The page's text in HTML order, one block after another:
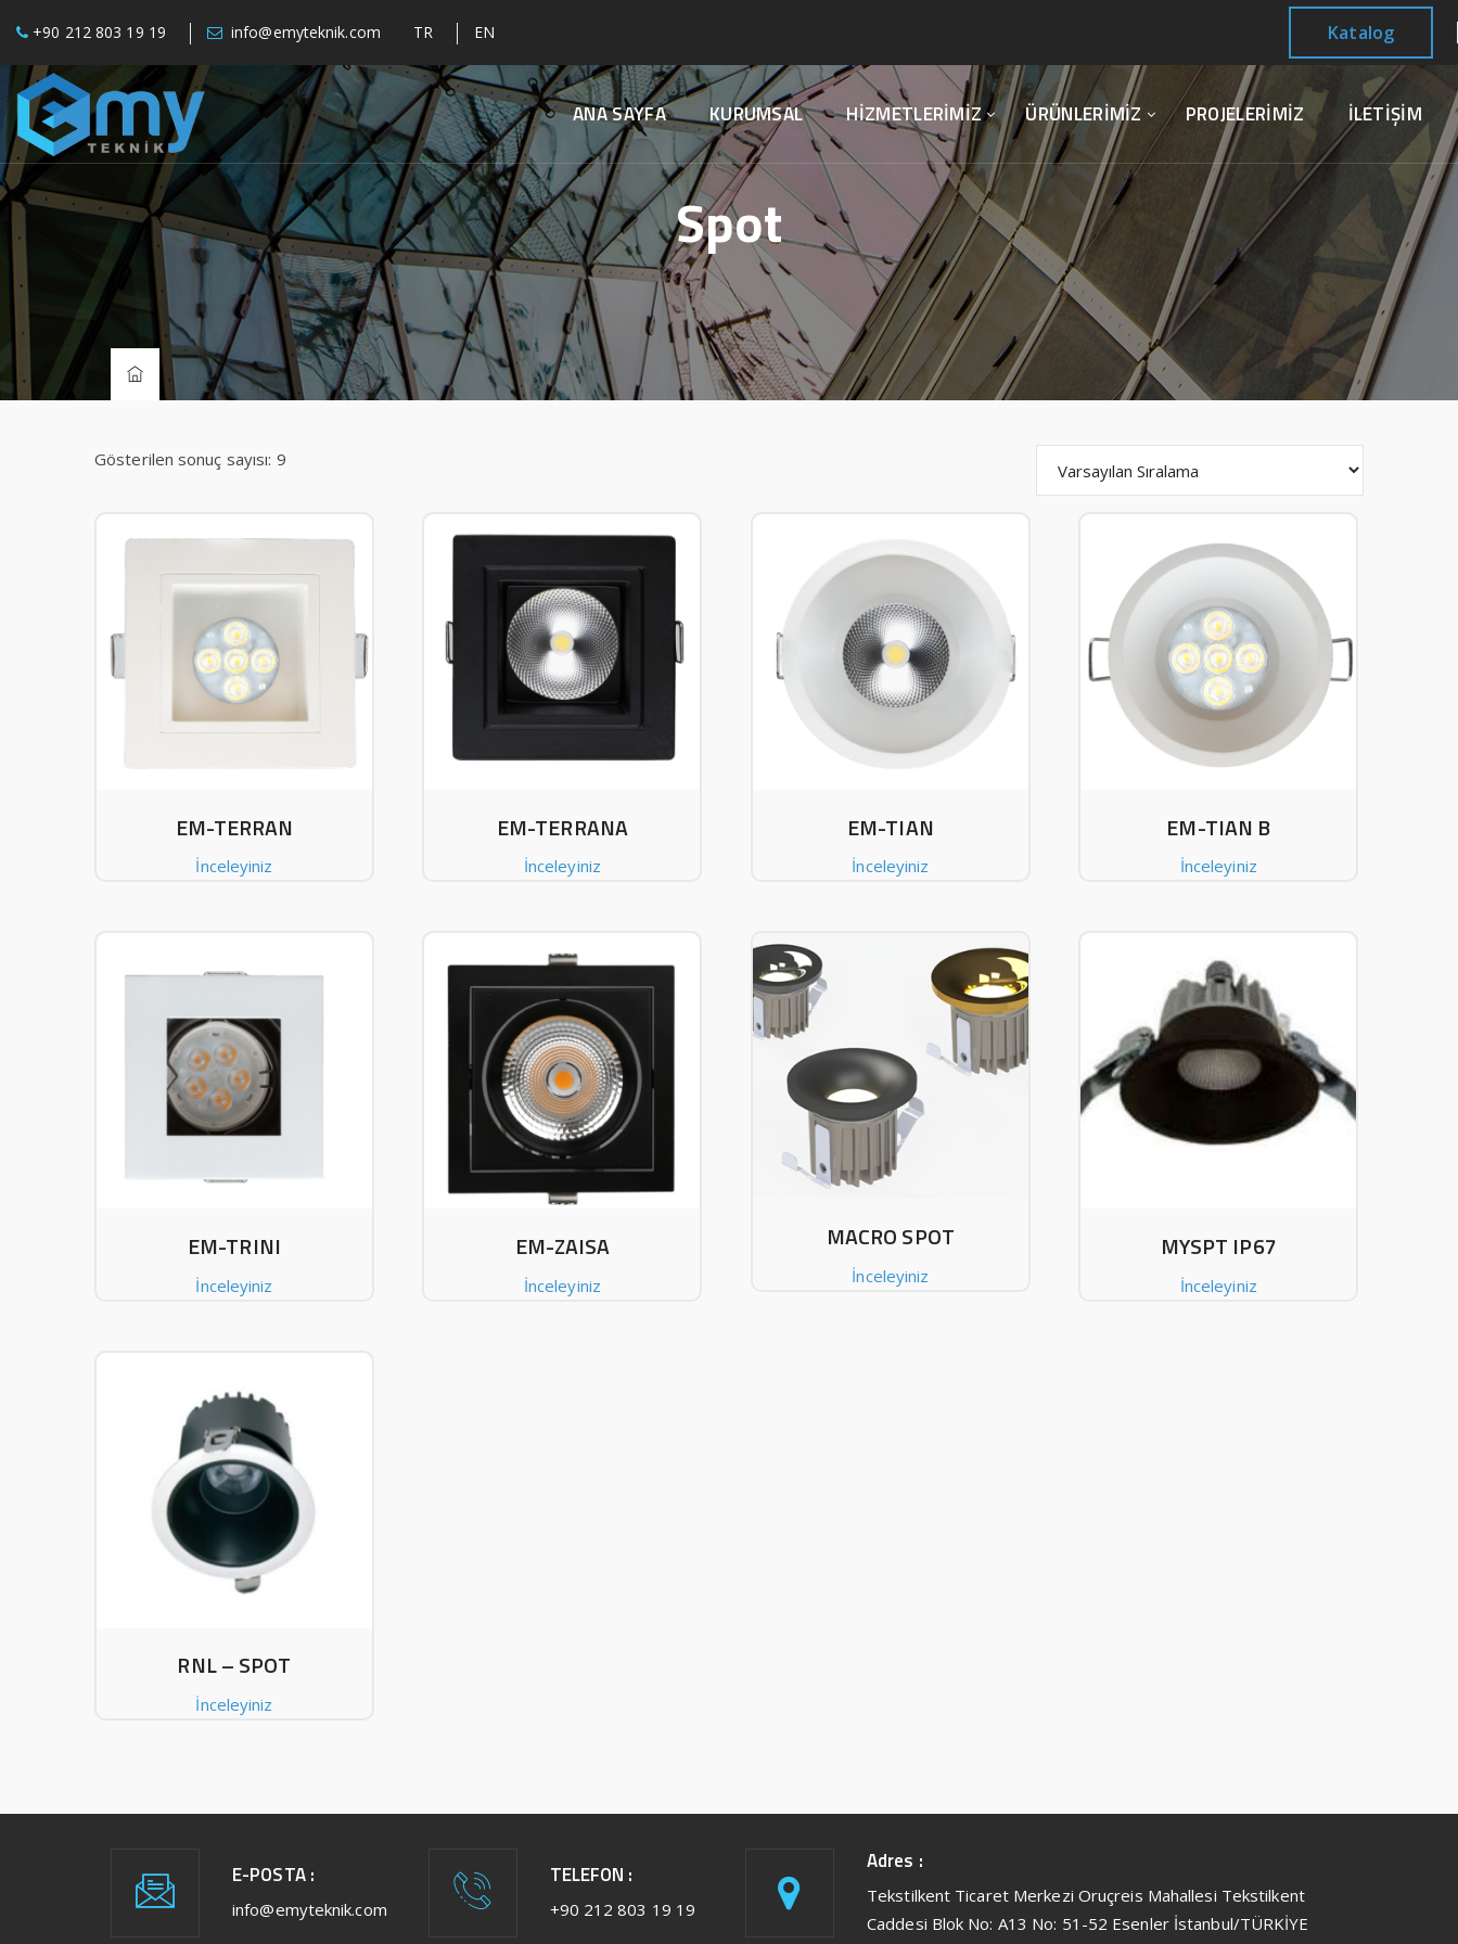
+90 212 803 19 19 info@emyteknik.com TR EN Katalog
ANA SAYFA KURUMSAL HİZMETLERİMİZ ÜRÜNLERİMİZ PROJELERİMİZ İLETİŞİM
Spot
Gösterilen sonuç sayısı: 9
EM-TERRAN
İnceleyiniz
EM-TERRANA
İnceleyiniz
EM-TIAN
İnceleyiniz
EM-TIAN B
İnceleyiniz
EM-TRINI
İnceleyiniz
EM-ZAISA
İnceleyiniz
MACRO SPOT
İnceleyiniz
MYSPT IP67
İnceleyiniz
RNL – SPOT
İnceleyiniz
E-POSTA :
info@emyteknik.com
TELEFON :
+90 212 803 19 19
Adres :
Tekstilkent Ticaret Merkezi Oruçreis Mahallesi Tekstilkent
Caddesi Blok No: A13 No: 51-52 Esenler İstanbul/TÜRKİYE